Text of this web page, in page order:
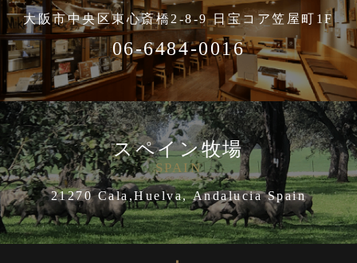
大阪市中央区東心斎橋2-8-9 日宝コア笠屋町1F
06-6484-0016
スペイン牧場
SPAIN
21270 Cala,Huelva, Andalucia Spain